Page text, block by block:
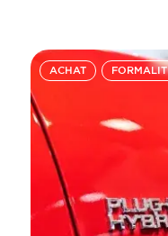
ACHAT